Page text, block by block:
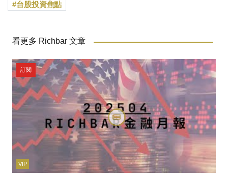
台股投資焦點
看更多 Richbar 文章
VIP
訂閱